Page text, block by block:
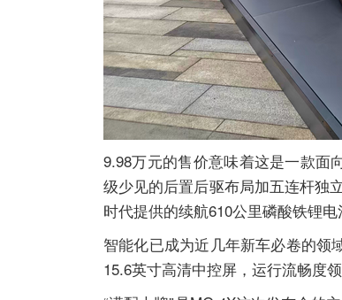
9.98万元的售价意味着这是一款面
级少见的后置后驱布局加五连杆独
时代提供的续航610公里磷酸铁锂
智能化已成为近几年新车必卷的领
15.6英寸高清中控屏，运行流畅度领